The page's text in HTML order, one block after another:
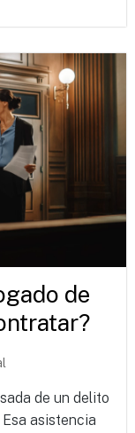
de
de un delito
asistencia